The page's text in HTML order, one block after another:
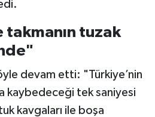
takmanın tuzak
devam etti: "Türkiye’nin
kaybedeceği tek saniyesi
kavgaları ile boşa